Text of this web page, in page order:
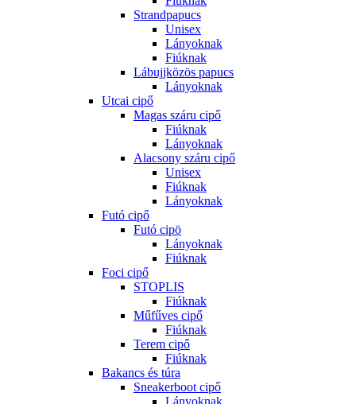
Strandpapucs
Unisex
Lányoknak
Fiúknak
Lábujjközös papucs
Lányoknak
Utcai cipő
Magas száru cipő
Fiúknak
Lányoknak
Alacsony száru cipő
Unisex
Fiúknak
Lányoknak
Futó cipő
Futó cipö
Lányoknak
Fiúknak
Foci cipő
STOPLIS
Fiúknak
Műfűves cipő
Fiúknak
Terem cipő
Fiúknak
Bakancs és túra
Sneakerboot cipő
Lányoknak